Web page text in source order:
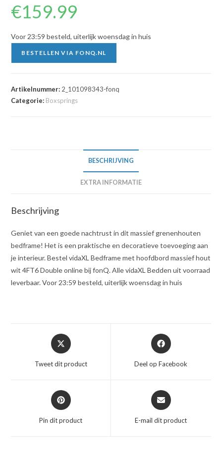
€159.99
Voor 23:59 besteld, uiterlijk woensdag in huis
BESTELLEN VIA FONQ.NL
Artikelnummer: 2_101098343-fonq
Categorie: Boxsprings
BESCHRIJVING
EXTRA INFORMATIE
Beschrijving
Geniet van een goede nachtrust in dit massief grenenhouten
bedframe! Het is een praktische en decoratieve toevoeging aan
je interieur. Bestel vidaXL Bedframe met hoofdbord massief hout
wit 4FT6 Double online bij fonQ. Alle vidaXL Bedden uit voorraad
leverbaar. Voor 23:59 besteld, uiterlijk woensdag in huis
Opent
in
nieuw
Tweet dit product
Opent
in
nieuw
Deel op Facebook
Opent
in
nieuw
Pin dit product
Opent
in
nieuw
E-mail dit product